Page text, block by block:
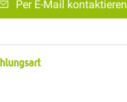
Per E-Mail kontaktieren